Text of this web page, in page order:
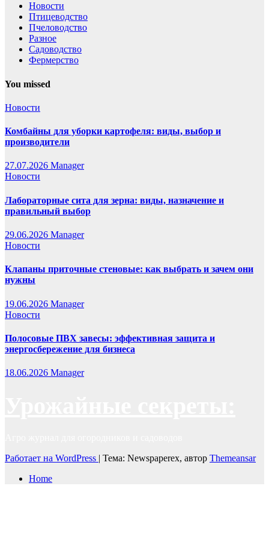
Новости
Птицеводство
Пчеловодство
Разное
Садоводство
Фермерство
You missed
Новости
Комбайны для уборки картофеля: виды, выбор и
производители
27.07.2026 Manager
Новости
Лабораторные сита для зерна: виды, назначение и
правильный выбор
29.06.2026 Manager
Новости
Клапаны приточные стеновые: как выбрать и зачем они
нужны
19.06.2026 Manager
Новости
Полосовые ПВХ завесы: эффективная защита и
энергосбережение для бизнеса
18.06.2026 Manager
Работает на WordPress | Тема: Newspaperex, автор Themeansar
Home